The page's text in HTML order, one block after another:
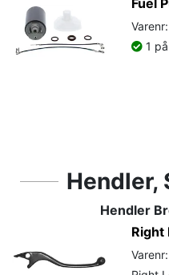
1
Hendler,
Hendler
Right